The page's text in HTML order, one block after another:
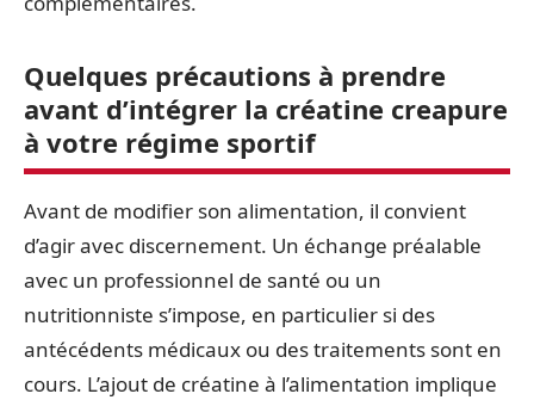
Quelques précautions à prendre
avant d’intégrer la créatine creapure
à votre régime sportif
Avant de modifier son alimentation, il convient
d’agir avec discernement. Un échange préalable
avec un professionnel de santé ou un
nutritionniste s’impose, en particulier si des
antécédents médicaux ou des traitements sont en
cours. L’ajout de créatine à l’alimentation implique